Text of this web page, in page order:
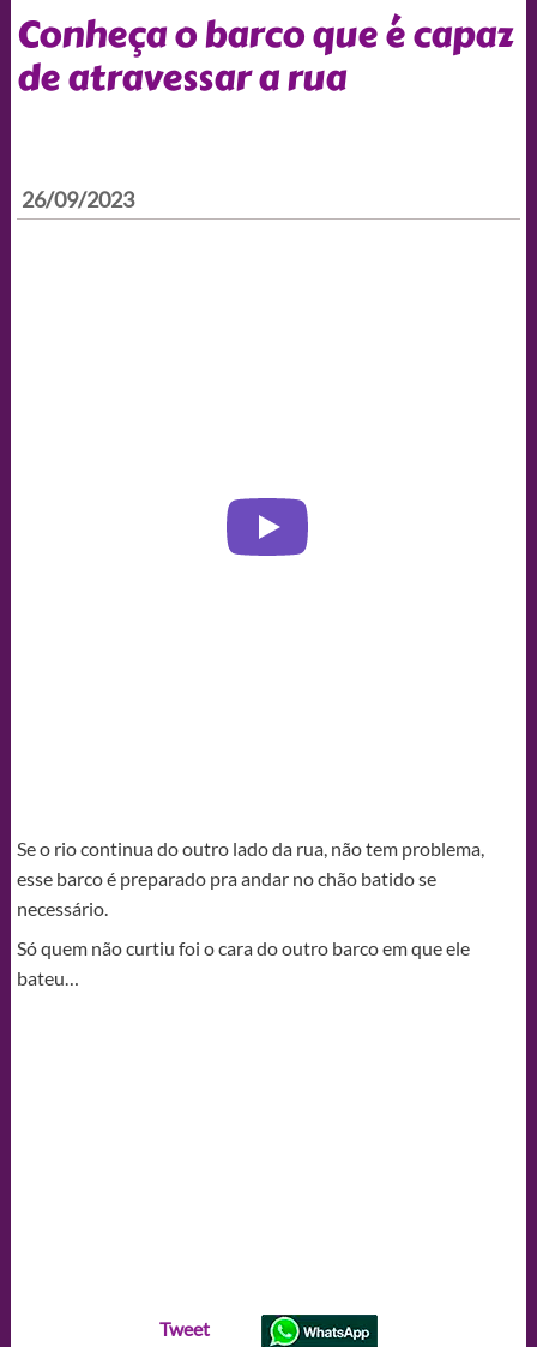
Conheça o barco que é capaz
de atravessar a rua
26/09/2023
Se o rio continua do outro lado da rua, não tem problema,
esse barco é preparado pra andar no chão batido se
necessário.
Só quem não curtiu foi o cara do outro barco em que ele
bateu…
Tweet